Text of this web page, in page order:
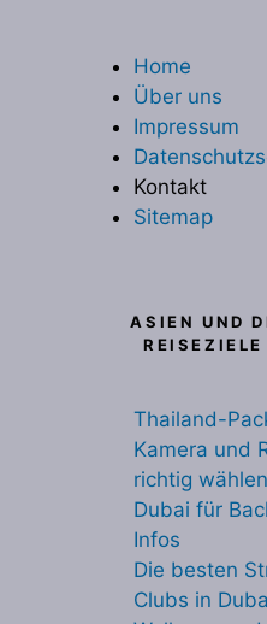
Home
Über uns
Impressum
Kontakt
Sitemap
ASIEN UND
REISEZIELE
Thailand-
Kamera und
richtig wählen
Dubai für
Infos
Die besten
Clubs in